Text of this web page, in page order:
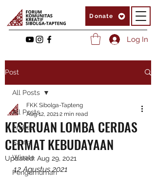
Donate
Log In
Post
All Posts
Artikel
Sastra
Wisata
Pengumuman
All Posts
KESERUAN LOMBA CERDAS
CERMAT KEBUDAYAAN
FKK Sibolga-Tapteng
Aug 12, 20212 min read
Updated: Aug 29, 2021
12 Agustus 2021